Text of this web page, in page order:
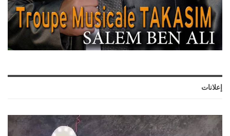
إعلانات